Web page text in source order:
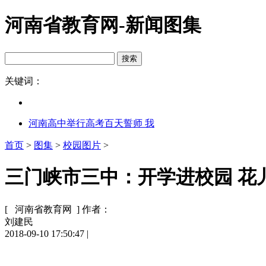
河南省教育网-新闻图集
关键词：
河南高中举行高考百天誓师 我
首页 > 图集 > 校园图片 >
三门峡市三中：开学进校园 花
[ 河南省教育网 ] 作者：
刘建民
2018-09-10 17:50:47 |